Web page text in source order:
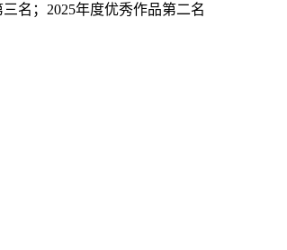
名；2025年度优秀作品第二名